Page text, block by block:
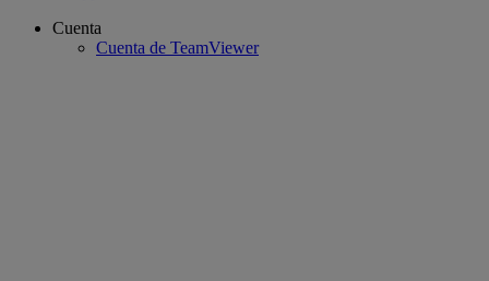
Cuenta
Cuenta de TeamViewer